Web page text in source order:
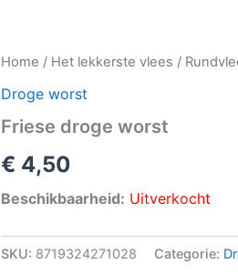
Home / Het lekkerste vlees /
Droge worst
Friese droge worst
€ 4,50
Beschikbaarheid: Uitverkocht
SKU: 8719324271028 Categorie: